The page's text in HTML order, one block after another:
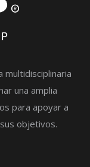
multidisciplinaria
una amplia
para apoyar a
objetivos.